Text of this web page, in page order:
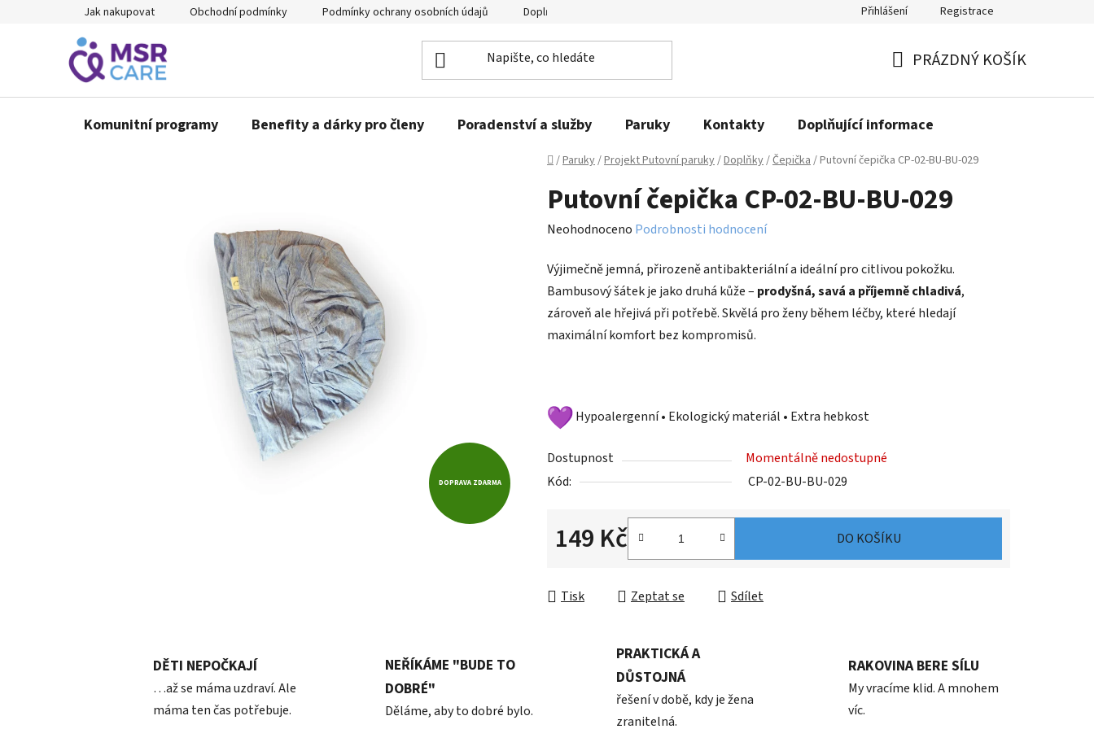
Jak nakupovat Obchodní podmínky Podmínky ochrany osobních údajů Doplňující informace Přihlášení Registrace
KOŠÍK
PRÁZDNÝ KOŠÍK
Komunitní programy Benefity a dárky pro členy Poradenství a služby Paruky Kontakty Doplňující informace
Domů
/Paruky/Projekt Putovní paruky/Doplňky/Čepička/Putovní čepička CP-02-BU-BU-029
Putovní čepička CP-02-BU-BU-029
Průměrné
produktu
je
0,0
z
Neohodnoceno Podrobnosti hodnocení
Výjimečně jemná, přirozeně antibakteriální a ideální pro citlivou pokožku.
Bambusový šátek je jako druhá kůže – prodyšná, savá a příjemně chladivá,
zároveň ale hřejivá při potřebě. Skvělá pro ženy během léčby, které hledají
maximální komfort bez kompromisů.
Hypoalergenní • Ekologický materiál • Extra hebkost
Dostupnost
Momentálně nedostupné
Kód:
CP-02-BU-BU-029
149 Kč DO KOŠÍKU
Tisk Zeptat se Sdílet
DOPRAVA ZDARMA
DĚTI NEPOČKAJÍ
…až se máma uzdraví. Ale
máma ten čas potřebuje.
NEŘÍKÁME "BUDE TO
DOBRÉ"
Děláme, aby to dobré bylo.
PRAKTICKÁ A
DŮSTOJNÁ
řešení v době, kdy je žena
zranitelná.
RAKOVINA BERE SÍLU
My vracíme klid. A mnohem
víc.